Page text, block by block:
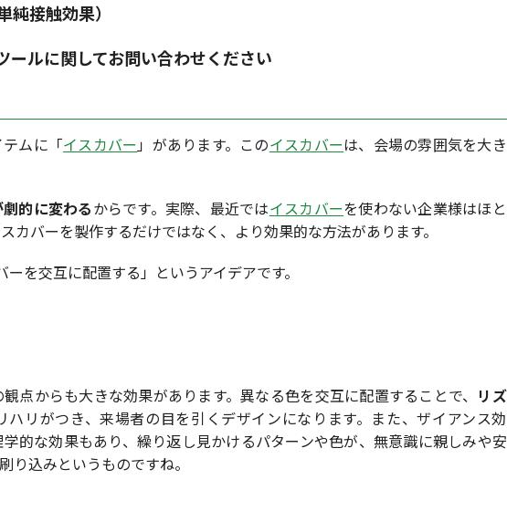
純接触効果）
ールに関してお問い合わせください
ムに「イスカバー」があります。このイスカバーは、会場の雰囲気を大
的に変わるからです。実際、最近ではイスカバーを使わない企業様はほ
カバーを製作するだけではなく、より効果的な方法があります。
を交互に配置する」というアイデアです。
点からも大きな効果があります。異なる色を交互に配置することで、 リ
ハリがつき、来場者の目を引くデザインになります。また、ザイアンス
学的な効果もあり、繰り返し見かけるパターンや色が、無意識に親しみや
り込みというものですね。